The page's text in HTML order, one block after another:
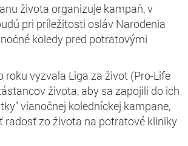
života organizuje kampaň, v
pri príležitosti osláv Narodenia
koledy pred potratovými
roku vyzvala Liga za život (Pro-Life
života, aby sa zapojili do ich
vianočnej koledníckej kampane,
radosť zo života na potratové kliniky